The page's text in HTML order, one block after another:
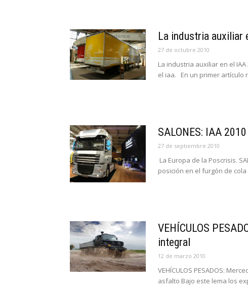
La industria auxiliar
27 de octubre 2010
La industria auxiliar en el
el iaa. En un primer artículo
SALONES: IAA
27 de septiembre 2010
La Europa de la Poscrisis.
posición en el furgón de
VEHÍCULOS
integral
12 de marzo 2010
VEHÍCULOS PESADOS:
asfalto Bajo este lema los